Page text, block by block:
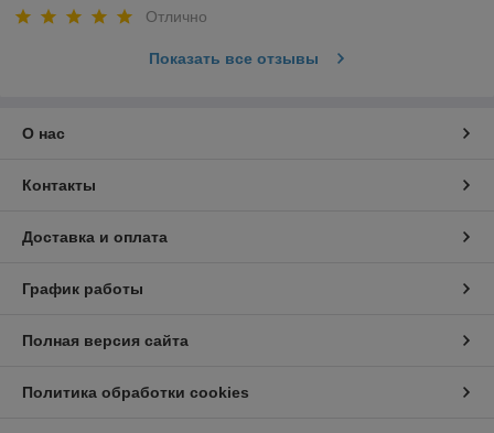
Отлично
Показать все отзывы
О нас
Контакты
Доставка и оплата
График работы
Полная версия сайта
Политика обработки cookies